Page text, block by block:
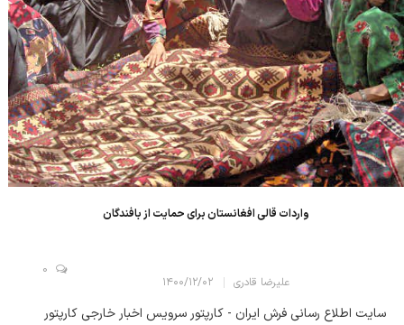
واردات قالی افغانستان برای حمایت از بافندگان
علیرضا قادری ۱۴۰۰/۱۲/۰۲
0
سایت اطلاع رسانی فرش ایران - کارپتور سرویس اخبار خارجی کارپتور